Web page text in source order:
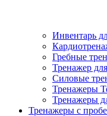
Инвентарь
Гребные
Тренажер
Силовые
Тренажеры
Тренажеры
Тренажеры с